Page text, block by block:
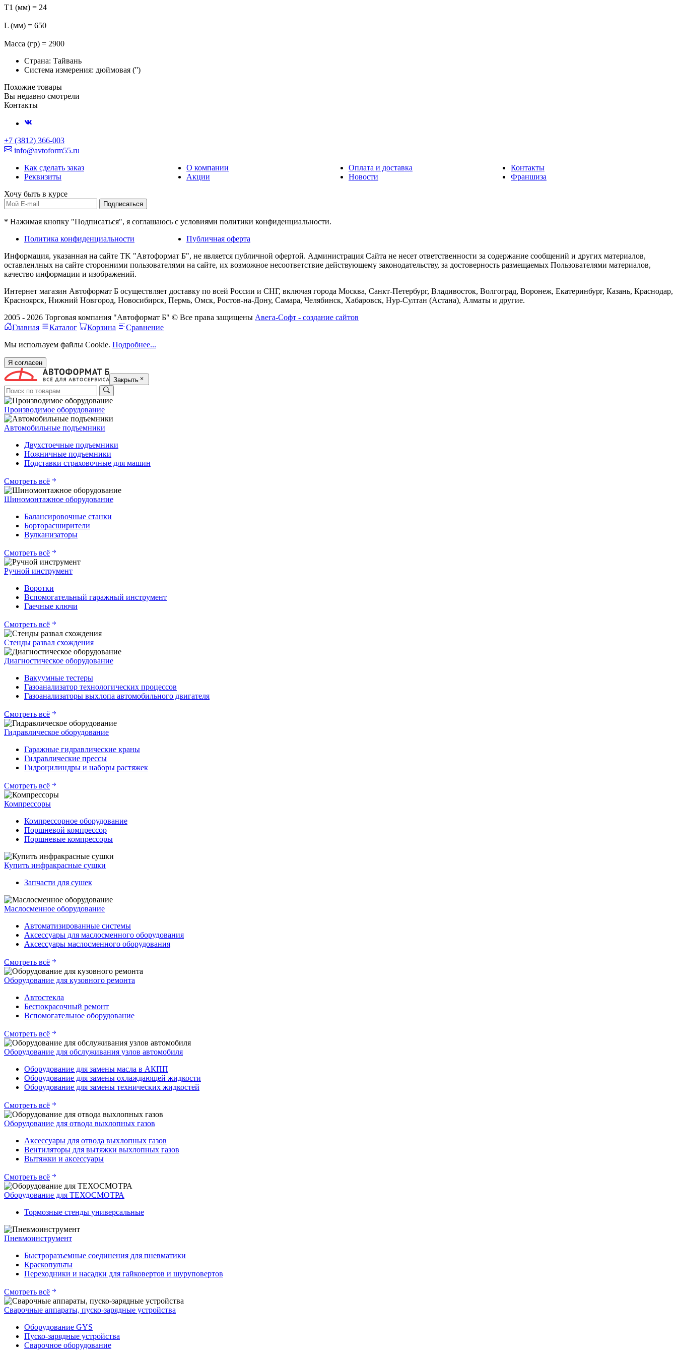
T1 (мм) = 24
L (мм) = 650
Масса (гр) = 2900
Страна: Тайвань
Система измерения: дюймовая ('')
Похожие товары
Вы недавно смотрели
Контакты
+7 (3812) 366-003
info@avtoform55.ru
Как сделать заказ
О компании Оплата и доставка
Контакты
Реквизиты
Акции Новости
Франшиза
Хочу быть в курсе
Подписаться
* Нажимая кнопку "Подписаться", я соглашаюсь с условиями политики конфиденциальности.
Политика конфиденциальности
Публичная оферта
Информация, указанная на сайте TK "Автоформат Б", не является публичной офертой. Администрация Сайта не несет ответственности за содержание сообщений и других материалов,
оставленлных на сайте сторонними пользователями на сайте, их возможное несоответствие действующему законодательству, за достоверность размещаемых Пользователями материалов,
качество информации и изображений.
Интернет магазин Автоформат Б осуществляет доставку по всей России и СНГ, включая города Москва, Санкт-Петербург, Владивосток, Волгоград, Воронеж, Екатеринбург, Казань, Краснодар,
Красноярск, Нижний Новгород, Новосибирск, Пермь, Омск, Ростов-на-Дону, Самара, Челябинск, Хабаровск, Нур-Султан (Астана), Алматы и другие.
2005 - 2026 Торговая компания "Автоформат Б" © Все права защищены Авега-Софт - создание сайтов
Главная
Каталог Корзина
Сравнение
Мы используем файлы Cookie. Подробнее...
Я согласен
Закрыть
Производимое оборудование
Автомобильные подъемники
Двухстоечные подъемники
Ножничные подъемники
Подставки страховочные для машин
Смотреть всё
Шиномонтажное оборудование
Балансировочные станки
Борторасширители
Вулканизаторы
Смотреть всё
Ручной инструмент
Воротки
Вспомогательный гаражный инструмент
Гаечные ключи
Смотреть всё
Стенды развал схождения
Диагностическое оборудование
Вакуумные тестеры
Газоанализатор технологических процессов
Газоанализаторы выхлопа автомобильного двигателя
Смотреть всё
Гидравлическое оборудование
Гаражные гидравлические краны
Гидравлические прессы
Гидроцилиндры и наборы растяжек
Смотреть всё
Компрессоры
Компрессорное оборудование
Поршневой компрессор
Поршневые компрессоры
Купить инфракрасные сушки
Запчасти для сушек
Маслосменное оборудование
Автоматизированные системы
Аксессуары для маслосменного оборудования
Аксессуары маслосменного оборудования
Смотреть всё
Оборудование для кузовного ремонта
Автостекла
Беспокрасочный ремонт
Вспомогательное оборудование
Смотреть всё
Оборудование для обслуживания узлов автомобиля
Оборудование для замены масла в АКПП
Оборудование для замены охлаждающей жидкости
Оборудование для замены технических жидкостей
Смотреть всё
Оборудование для отвода выхлопных газов
Аксессуары для отвода выхлопных газов
Вентиляторы для вытяжки выхлопных газов
Вытяжки и аксессуары
Смотреть всё
Оборудование для ТЕХОСМОТРА
Тормозные стенды универсальные
Пневмоинструмент
Быстроразъемные соединения для пневматики
Краскопульты
Переходники и насадки для гайковертов и шуруповертов
Смотреть всё
Сварочные аппараты, пуско-зарядные устройства
Оборудование GYS
Пуско-зарядные устройства
Сварочное оборудование